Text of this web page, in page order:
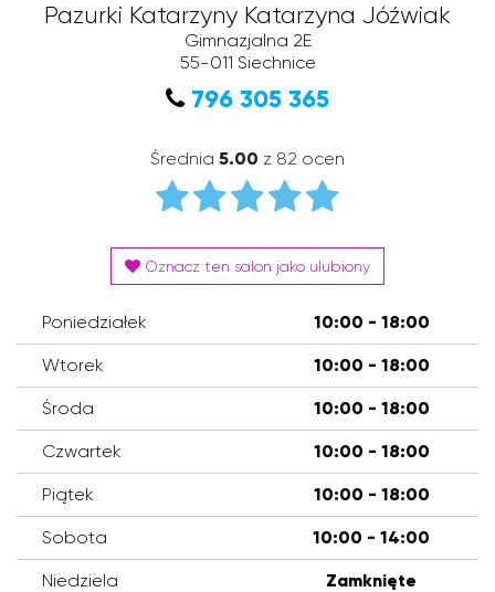
Pazurki Katarzyny Katarzyna Jóźwiak
Gimnazjalna 2E
55-011 Siechnice
796 305 365
Średnia 5.00 z 82 ocen
Oznacz ten salon jako ulubiony
Poniedziałek 10:00 - 18:00
Wtorek 10:00 - 18:00
Środa 10:00 - 18:00
Czwartek 10:00 - 18:00
Piątek 10:00 - 18:00
Sobota 10:00 - 14:00
Niedziela Zamknięte